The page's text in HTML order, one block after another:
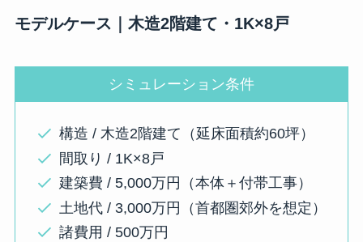
モデルケース｜木造2階建て・1K×8戸
シミュレーション条件
構造 / 木造2階建て（延床面積約60坪）
間取り / 1K×8戸
建築費 / 5,000万円（本体＋付帯工事）
土地代 / 3,000万円（首都圏郊外を想定）
諸費用 / 500万円